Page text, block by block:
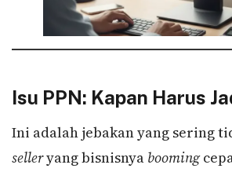
Isu PPN: Kapan Harus
Ini adalah jebakan yang sering
selleryang bisnisnya booming